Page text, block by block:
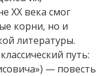
XX века смог
корни, но и
литературы.
путь:
— повесть